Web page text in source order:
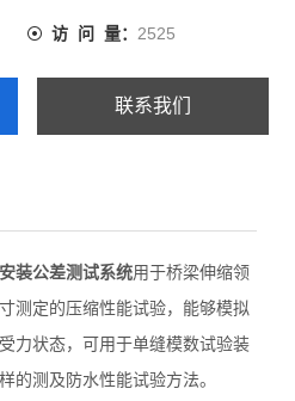
访 问 量： 2525
联系我们
装公差测试系统用于桥梁伸缩领
测定的压缩性能试验，能够模拟
力状态，可用于单缝模数试验装
的测及防水性能试验方法。